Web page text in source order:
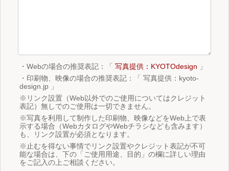
・Webの場合の推奨表記：「 写真提供：KYOTOdesign 」
・印刷物、映像の場合の推奨表記：「 写真提供：kyoto-
design.jp 」
※リンク設置（Web以外でのご使用についてはクレジット
表記）無しでのご使用は一切できません。
※写真を利用して制作した印刷物、映像などをWeb上で表
示する場合（WebカタログやWebチラシなども含みます）
も、リンク設置が必須となります。
※止むを得ない事情でリンク設置やクレジット表記が不可
能な場合は、下の「ご使用用途、目的」の欄に詳しい理由
をご記入の上ご相談ください。